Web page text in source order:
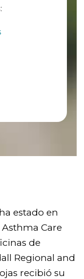
estado en
Care
de
Regional and
recibió su